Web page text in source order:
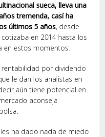
sueca, lleva una
tremenda, casí ha
últimos 5 años, desde
en 2014 hasta los
en estos momentos.
por dividendo
le dan los analistas en
aún tiene potencial en
aconseja
ha dado nada de miedo